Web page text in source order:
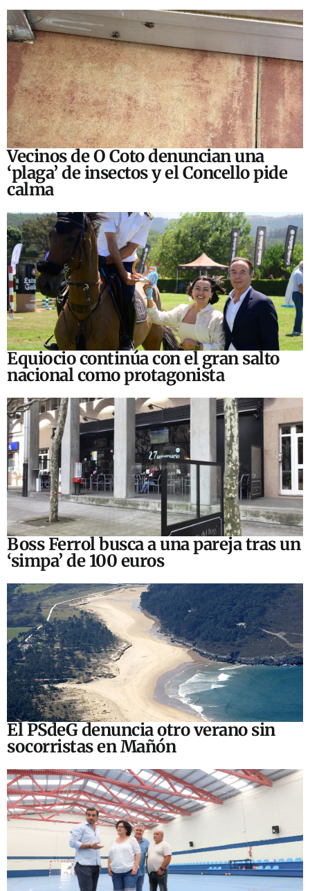
Vecinos de O Coto denuncian una
‘plaga’ de insectos y el Concello pide
calma
Equiocio continúa con el gran salto
nacional como protagonista
Boss Ferrol busca a una pareja tras un
‘simpa’ de 100 euros
El PSdeG denuncia otro verano sin
socorristas en Mañón